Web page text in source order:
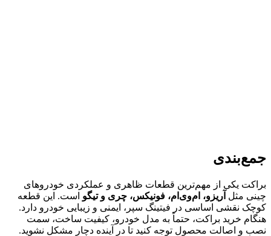
جمع‌بندی
براکت یکی از مهم‌ترین قطعات ظاهری و عملکردی خودروهای
چینی مثل آریزو، ام‌وی‌ام، فونیکس، چری و تیگو است. این قطعه
کوچک نقشی اساسی در فیتینگ سپر، ایمنی و زیبایی خودرو دارد.
هنگام خرید براکت، حتماً به مدل خودرو، کیفیت ساخت، سمت
نصب و اصالت محصول توجه کنید تا در آینده دچار مشکل نشوید.